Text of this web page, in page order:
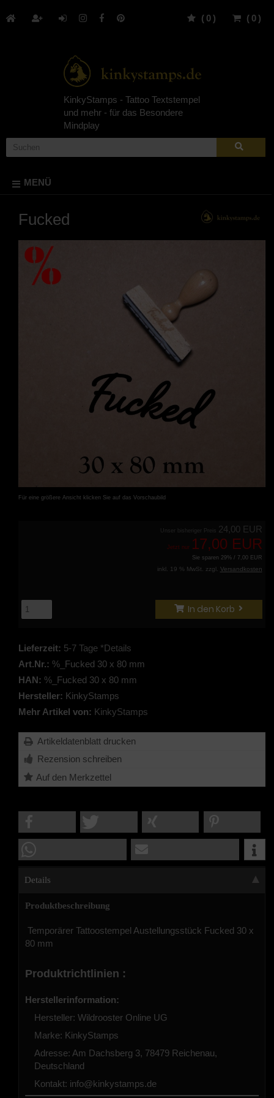
( 0 )
( 0 )
KinkyStamps - Tattoo Textstempel
und mehr - für das Besondere
Mindplay
MENÜ
Fucked
Für eine größere Ansicht klicken Sie auf das Vorschaubild
24,00 EUR
Jetzt nur 17,00 EUR
Sie sparen 29% / 7,00 EUR
inkl. 19 % MwSt. zzgl. Versandkosten
In den Korb
Lieferzeit: 5-7 Tage *Details
Art.Nr.: %_Fucked 30 x 80 mm
HAN: %_Fucked 30 x 80 mm
Hersteller: KinkyStamps
Mehr Artikel von: KinkyStamps
Artikeldatenblatt drucken
Rezension schreiben
Details
Produktbeschreibung
Temporärer Tattoostempel Austellungsstück Fucked 30 x
80 mm
Produktrichtlinien :
Herstellerinformation:
Hersteller: Wildrooster Online UG
Marke: KinkyStamps
Adresse: Am Dachsberg 3, 78479 Reichenau,
Deutschland
Kontakt: info@kinkystamps.de